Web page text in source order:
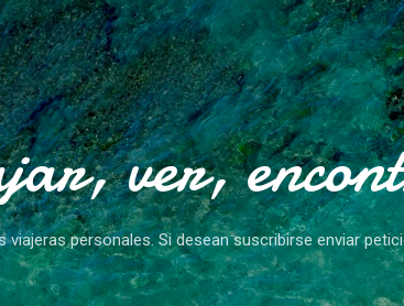
Ir al contenido principal
ver,
viajeras personales. Si desean suscribirse enviar